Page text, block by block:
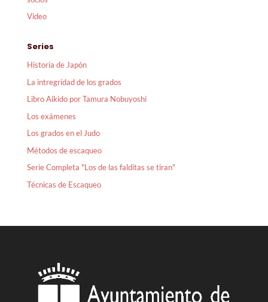
Video
Series
Historia de Japón
La intregridad de los grados
Libro Aikido por Tamura Nobuyoshi
Los exámenes
Los grados en el Judo
Métodos de escaqueo
Serie Completa "Los de las falditas se tiran"
Técnicas de Escaqueo